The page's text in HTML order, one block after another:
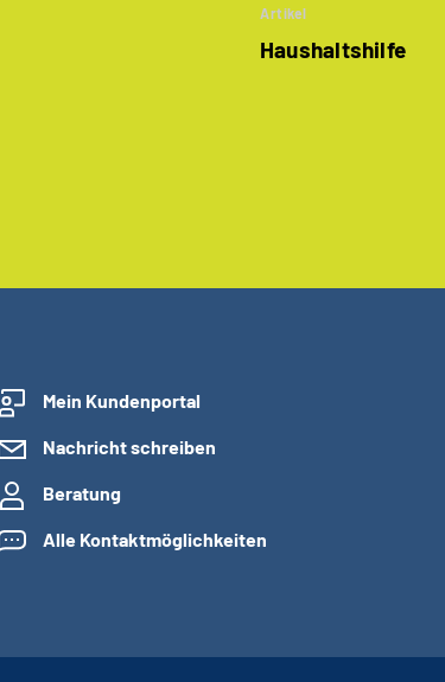
Artikel
Haushaltshilfe
Mein Kundenportal
Nachricht schreiben
Beratung
Alle Kontaktmöglichkeiten